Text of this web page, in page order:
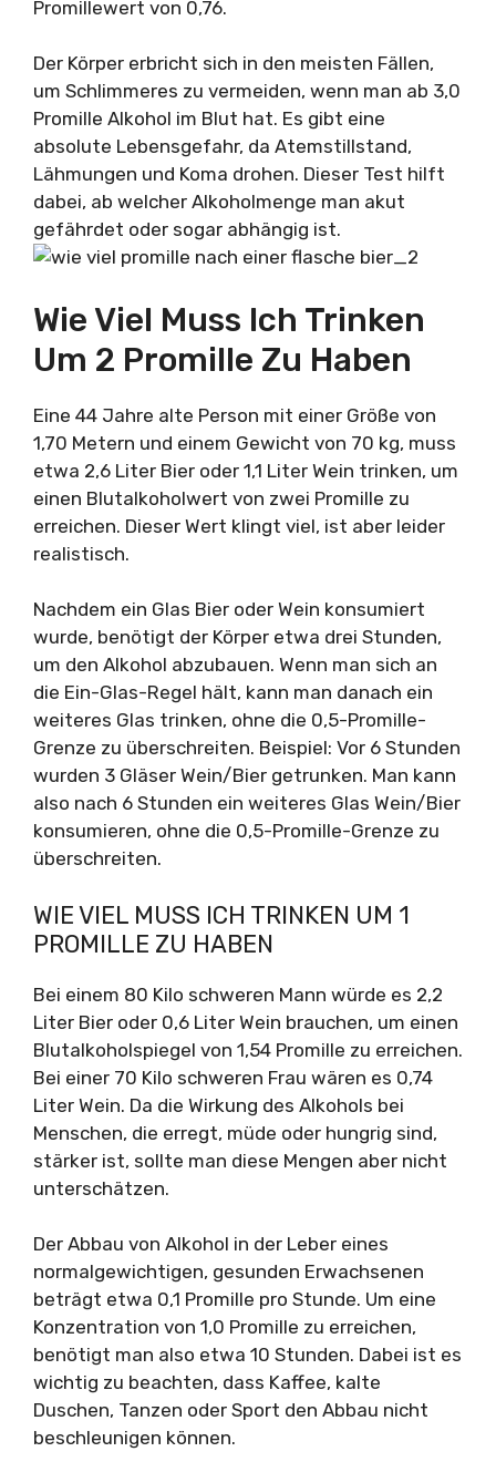
Promillewert von 0,76.
Der Körper erbricht sich in den meisten Fällen,
um Schlimmeres zu vermeiden, wenn man ab 3,0
Promille Alkohol im Blut hat. Es gibt eine
absolute Lebensgefahr, da Atemstillstand,
Lähmungen und Koma drohen. Dieser Test hilft
dabei, ab welcher Alkoholmenge man akut
gefährdet oder sogar abhängig ist.
Wie Viel Muss Ich Trinken
Um 2 Promille Zu Haben
Eine 44 Jahre alte Person mit einer Größe von
1,70 Metern und einem Gewicht von 70 kg, muss
etwa 2,6 Liter Bier oder 1,1 Liter Wein trinken, um
einen Blutalkoholwert von zwei Promille zu
erreichen. Dieser Wert klingt viel, ist aber leider
realistisch.
Nachdem ein Glas Bier oder Wein konsumiert
wurde, benötigt der Körper etwa drei Stunden,
um den Alkohol abzubauen. Wenn man sich an
die Ein-Glas-Regel hält, kann man danach ein
weiteres Glas trinken, ohne die 0,5-Promille-
Grenze zu überschreiten. Beispiel: Vor 6 Stunden
wurden 3 Gläser Wein/Bier getrunken. Man kann
also nach 6 Stunden ein weiteres Glas Wein/Bier
konsumieren, ohne die 0,5-Promille-Grenze zu
überschreiten.
WIE VIEL MUSS ICH TRINKEN UM 1
PROMILLE ZU HABEN
Bei einem 80 Kilo schweren Mann würde es 2,2
Liter Bier oder 0,6 Liter Wein brauchen, um einen
Blutalkoholspiegel von 1,54 Promille zu erreichen.
Bei einer 70 Kilo schweren Frau wären es 0,74
Liter Wein. Da die Wirkung des Alkohols bei
Menschen, die erregt, müde oder hungrig sind,
stärker ist, sollte man diese Mengen aber nicht
unterschätzen.
Der Abbau von Alkohol in der Leber eines
normalgewichtigen, gesunden Erwachsenen
beträgt etwa 0,1 Promille pro Stunde. Um eine
Konzentration von 1,0 Promille zu erreichen,
benötigt man also etwa 10 Stunden. Dabei ist es
wichtig zu beachten, dass Kaffee, kalte
Duschen, Tanzen oder Sport den Abbau nicht
beschleunigen können.